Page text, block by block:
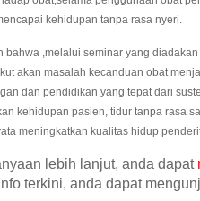
kehidupan tanpa rasa nyeri.
,melalui seminar yang diadakan
akan masalah kecanduan obat
dan pendidikan yang tepat dari
kehidupan pasien, tidur tanpa rasa
meningkatkan kualitas hidup
lebih lanjut, anda dapat
terkini, anda dapat